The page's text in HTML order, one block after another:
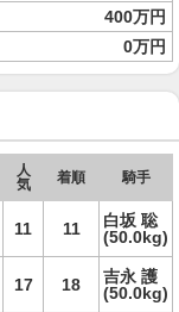
400万円
0万円
人
気
着順 騎手
11 11
白坂 聡
(50.0kg)
17 18
吉永 護
(50.0kg)